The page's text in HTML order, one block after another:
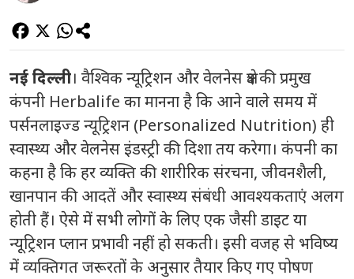
नई दिल्ली। वैश्विक न्यूट्रिशन और वेलनेस क्षेत्र की प्रमुख
कंपनी Herbalife का मानना है कि आने वाले समय में
पर्सनलाइज्ड न्यूट्रिशन (Personalized Nutrition) ही
स्वास्थ्य और वेलनेस इंडस्ट्री की दिशा तय करेगा। कंपनी का
कहना है कि हर व्यक्ति की शारीरिक संरचना, जीवनशैली,
खानपान की आदतें और स्वास्थ्य संबंधी आवश्यकताएं अलग
होती हैं। ऐसे में सभी लोगों के लिए एक जैसी डाइट या
न्यूट्रिशन प्लान प्रभावी नहीं हो सकती। इसी वजह से भविष्य
में व्यक्तिगत जरूरतों के अनुसार तैयार किए गए पोषण